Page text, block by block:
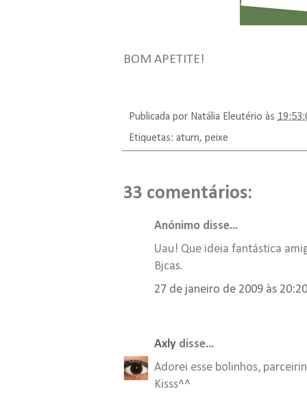
BOM APETITE!
Publicada por Natália Eleutério às
Etiquetas: atum, peixe
33 comentários:
Anónimo disse...
Uau! Que ideia fantástica
Bjcas.
27 de janeiro de 2009 às 20:20
Axly disse...
Adorei esse bolinhos,
Kisss^^